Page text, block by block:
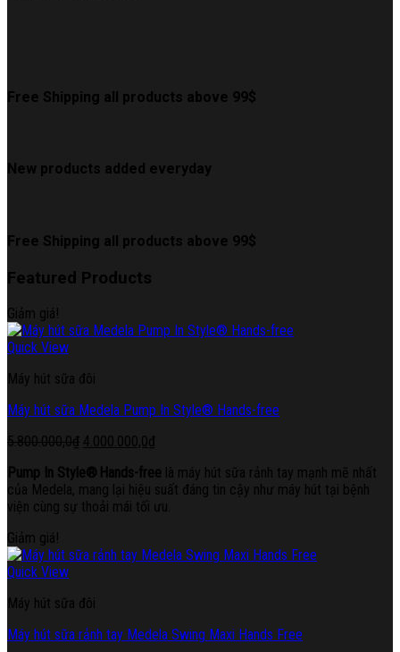
Free Shipping all products above 99$
New products added everyday
Free Shipping all products above 99$
Featured Products
Giảm giá!
Quick View
Máy hút sữa đôi
Máy hút sữa Medela Pump In Style® Hands-free
5.800.000,0₫ Giá
là:
5.800.000,0₫.
4.000.000,0₫
tại
là:
4.000.000,0₫.
Pump In Style® Hands-free là máy hút sữa rảnh tay mạnh mẽ nhất
của Medela, mang lại hiệu suất đáng tin cậy như máy hút tại bệnh
viện cùng sự thoải mái tối ưu.
Giảm giá!
Quick View
Máy hút sữa đôi
Máy hút sữa rảnh tay Medela Swing Maxi Hands Free